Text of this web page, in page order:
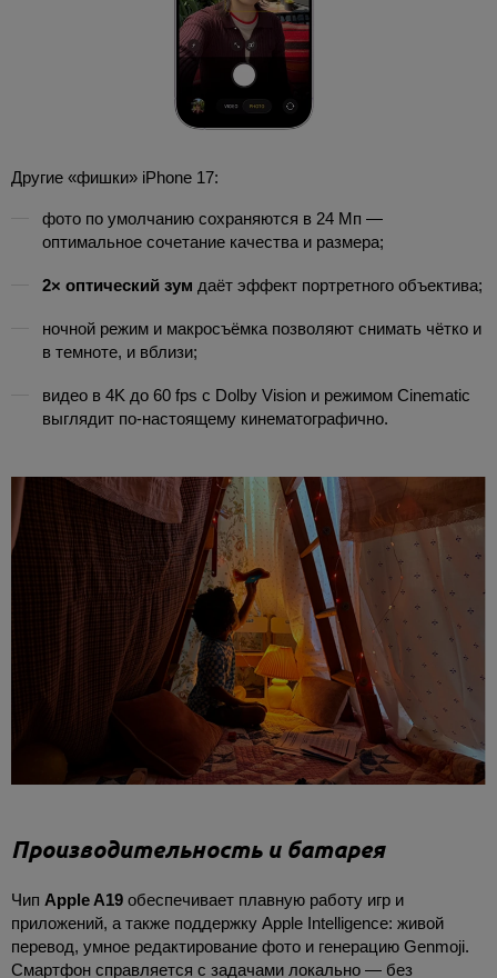
Другие «фишки» iPhone 17:
фото по умолчанию сохраняются в 24 Мп —
оптимальное сочетание качества и размера;
2× оптический зум даёт эффект портретного объектива;
ночной режим и макросъёмка позволяют снимать чётко и
в темноте, и вблизи;
видео в 4K до 60 fps с Dolby Vision и режимом Cinematic
выглядит по-настоящему кинематографично.
Производительность и батарея
Чип Apple A19 обеспечивает плавную работу игр и
приложений, а также поддержку Apple Intelligence: живой
перевод, умное редактирование фото и генерацию Genmoji.
Смартфон справляется с задачами локально — без